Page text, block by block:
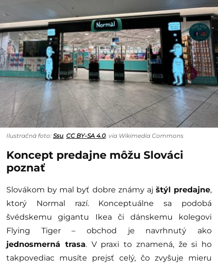
Ilustračná foto: Ssu CC BY-SA 4.0, via Wikimedia Commons
Koncept predajne môžu Slováci
poznať
Slovákom by mal byť dobre známy aj štýl predajne,
ktorý Normal razí. Konceptuálne sa podobá
švédskemu gigantu Ikea či dánskemu kolegovi
Flying Tiger – obchod je navrhnutý ako
jednosmerná trasa. V praxi to znamená, že si ho
takpovediac musíte prejsť celý, čo zvyšuje mieru